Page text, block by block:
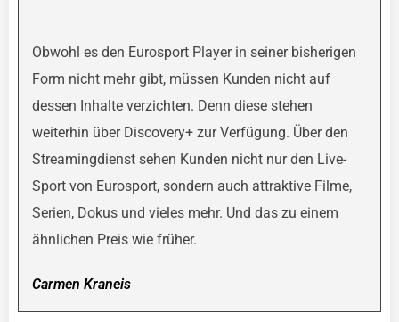
Obwohl es den Eurosport Player in seiner bisherigen
Form nicht mehr gibt, müssen Kunden nicht auf
dessen Inhalte verzichten. Denn diese stehen
weiterhin über Discovery+ zur Verfügung. Über den
Streamingdienst sehen Kunden nicht nur den Live-
Sport von Eurosport, sondern auch attraktive Filme,
Serien, Dokus und vieles mehr. Und das zu einem
ähnlichen Preis wie früher.
Carmen Kraneis